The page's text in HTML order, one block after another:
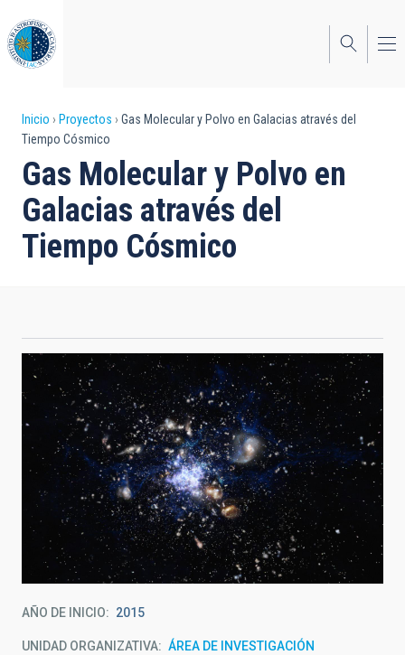
al
contenido
principal
Sobrescribir
enlaces
de
ayuda
a
Inicio Proyectos
Gas Molecular y Polvo en Galacias através del
Tiempo Cósmico
Gas Molecular y Polvo en
Galacias através del
Tiempo Cósmico
AÑO DE INICIO 2015
UNIDAD ORGANIZATIVA ÁREA DE INVESTIGACIÓN